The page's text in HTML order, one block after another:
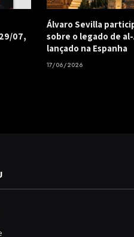
07,
Álvaro Sevilla
sobre o legado de
lançado na Espanha
17/06/2026